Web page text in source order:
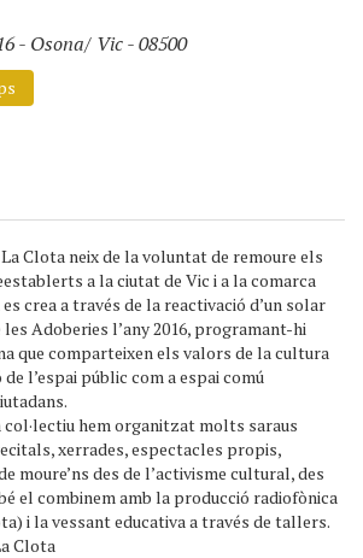
- Osona/ Vic - 08500
Clota neix de la voluntat de remoure els
a la ciutat de Vic i a la comarca
crea a través de la reactivació d’un solar
Adoberies l’any 2016, programant-hi
que comparteixen els valors de la cultura
l’espai públic com a espai comú
col·lectiu hem organitzat molts saraus
xerrades, espectacles propis,
moure’ns des de l’activisme cultural, des
el combinem amb la producció radiofònica
i la vessant educativa a través de tallers.
Clota